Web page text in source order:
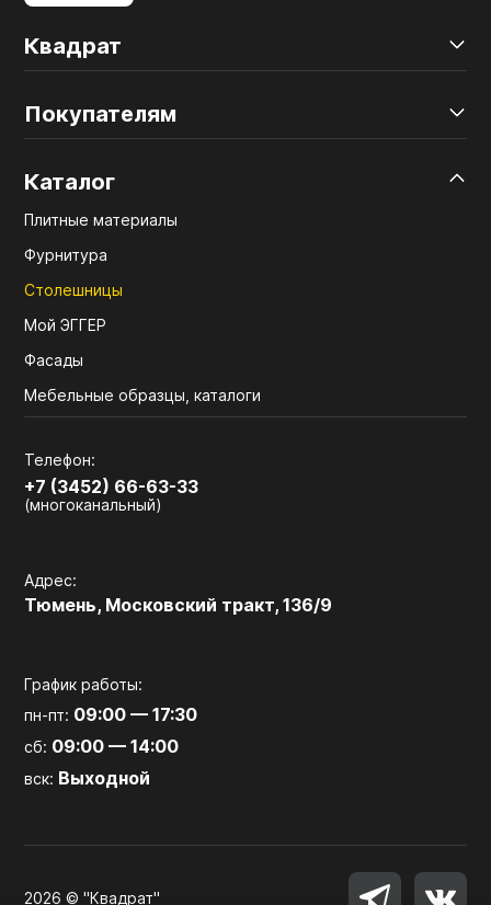
Квадрат
Покупателям
Каталог
Плитные материалы
Фурнитура
Столешницы
Мой ЭГГЕР
Фасады
Мебельные образцы, каталоги
Телефон:
+7 (3452) 66-63-33
(многоканальный)
Адрес:
Тюмень, Московский тракт, 136/9
График работы:
пн-пт: 09:00 — 17:30
сб: 09:00 — 14:00
вск: Выходной
2026 © "Квадрат"